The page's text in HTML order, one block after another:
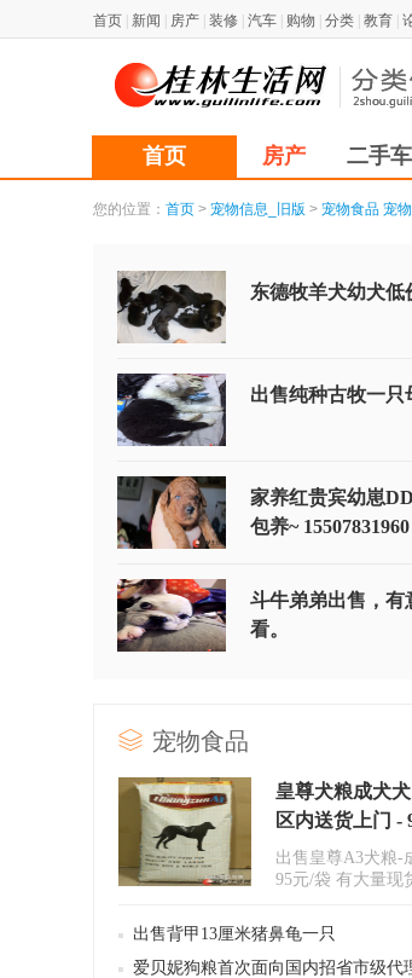
首页 新闻 房产 装修 汽车 购物 分类 教育
首页 房产 二手车
您的位置： 首页 > 宠物信息_旧版 > 宠物食品 宠
东德牧羊犬幼犬低
出售纯种古牧一只
家养红贵宾幼崽
包养~ 15507831960
斗牛弟弟出售，有
看。
宠物食品
皇尊犬粮成犬
区内送货上门 -
出售皇尊A3犬粮-
95元/袋 有大量现
《..
出售背甲13厘米猪鼻龟一只
爱贝妮狗粮首次面向国内招省市级代